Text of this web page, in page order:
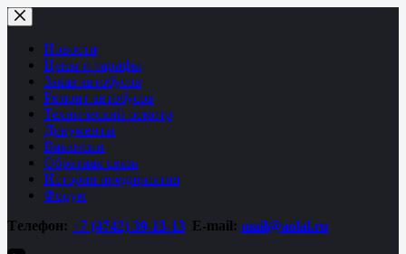
Перейти
к
сути
Новости
Цены и тарифы
Заказ автобусов
Ремонт автобусов
Технический осмотр
Документы
Вакансии
Обратная связь
История предприятия
Форум
Tелефон: +7 (4742) 39-13-13 E-mail: mail@aolal.ru